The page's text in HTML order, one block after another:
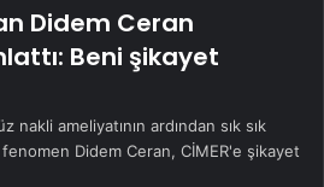
Didem Ceran
Beni şikayet
ameliyatının ardından sık sık
Didem Ceran, CİMER'e şikayet